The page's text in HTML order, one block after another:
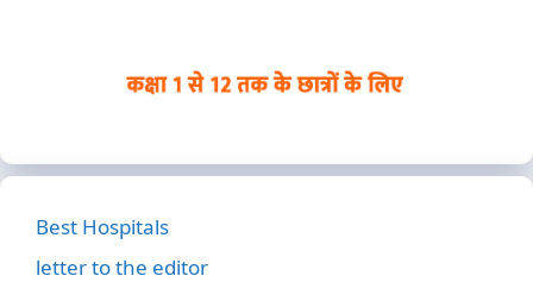
Best Hospitals
letter to the editor